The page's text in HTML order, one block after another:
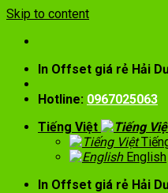
Skip to content
In Offset giá rẻ Hải
Hotline: 0967025063
Tiếng Việt
English
In Offset giá rẻ Hải